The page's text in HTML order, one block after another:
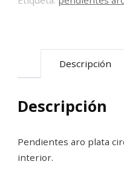
Descripción
Descripción
Pendientes aro plata
interior.